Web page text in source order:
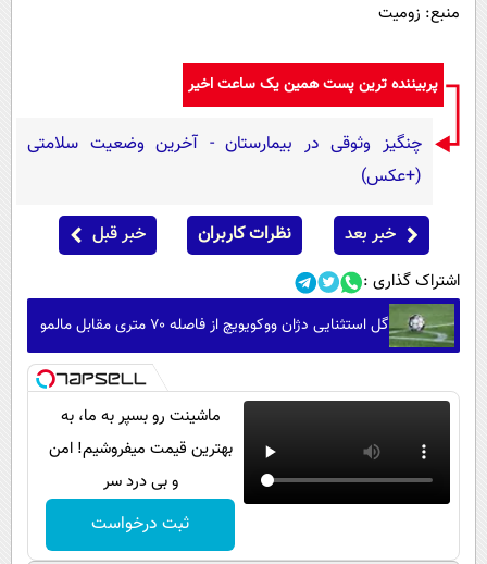
منبع: زومیت
پربیننده ترین پست همین یک ساعت اخیر
چنگیز وثوقی در بیمارستان - آخرین وضعیت سلامتی
(+عکس)
خبر بعد نظرات کاربران خبر قبل
اشتراک گذاری :
گل استثنایی دژان ووکویویچ از فاصله ۷۰ متری مقابل مالمو
ماشینت رو بسپر به ما، به
بهترین قیمت میفروشیم! امن
و بی درد سر
ثبت درخواست